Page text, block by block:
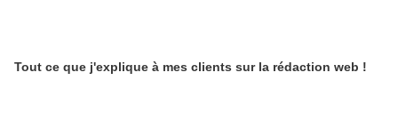
Tout ce que j'explique à mes clients sur la rédaction web !